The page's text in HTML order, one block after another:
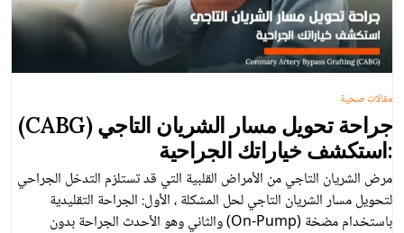
جراحة تحويل مسار الشريان التاجي (CABG)
:استكشف خياراتك الجراحية
مرض الشريان التاجي من الأمراض القلبية التي قد تستلزم التدخل الجراحي
لتحويل مسار الشريان التاجي لحل المشكلة ، الأول: الجراحة التقليدية
باستخدام مضخة (On-Pump) والثاني وهو الأحدث الجراحة بدون
مقالات صحية